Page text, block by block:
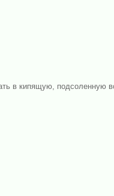
в кипящую, подсоленную